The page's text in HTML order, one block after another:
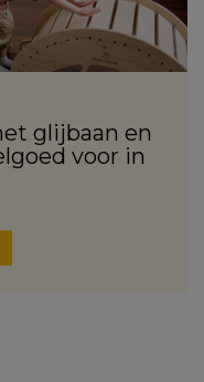
glijbaan en
voor in